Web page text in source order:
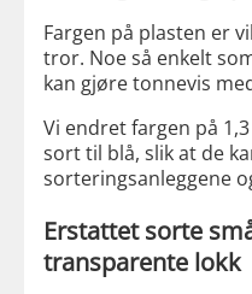
Fargen på plasten er
tror. Noe så enkelt
kan gjøre tonnevis
Vi endret fargen på
sort til blå, slik at de
sorteringsanleggene
Erstattet sorte
transparente lokk